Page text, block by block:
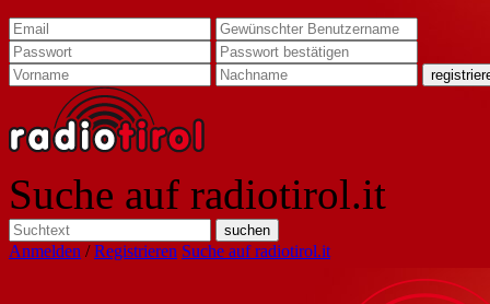
Suche auf radiotirol.it
Anmelden /Registrieren Suche auf radiotirol.it